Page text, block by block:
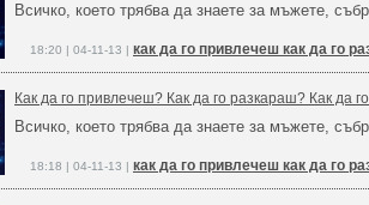
Всичко, което трябва да знаете за мъжете,
18:20 | 04-11-13 | как да го привлечеш как да го
Как да го привлечеш? Как да го разкараш? Как да
Всичко, което трябва да знаете за мъжете,
18:18 | 04-11-13 | как да го привлечеш как да го